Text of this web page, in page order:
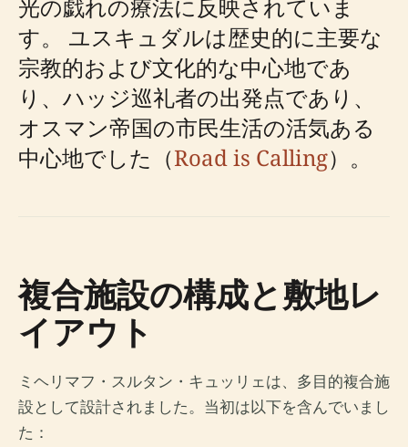
光の戯れの療法に反映されていま
す。 ユスキュダルは歴史的に主要な
宗教的および文化的な中心地であ
り、ハッジ巡礼者の出発点であり、
オスマン帝国の市民生活の活気ある
中心地でした（Road is Calling）。
複合施設の構成と敷地レ
イアウト
ミヘリマフ・スルタン・キュッリェは、多目的複合施
設として設計されました。当初は以下を含んでいまし
た：